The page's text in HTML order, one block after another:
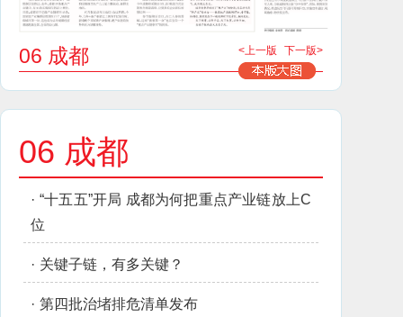
06 成都 <上一版 下一版>
06 成都
· “十五五”开局 成都为何把重点产业链放上C
位
· 关键子链，有多关键？
· 第四批治堵排危清单发布